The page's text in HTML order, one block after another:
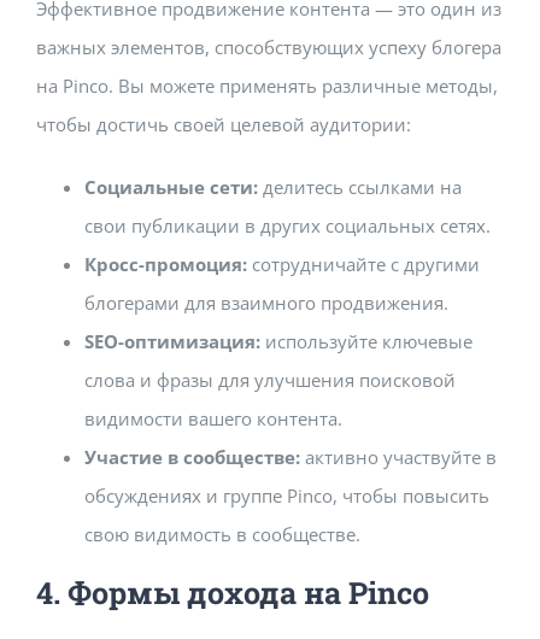
Эффективное продвижение контента — это один из
важных элементов, способствующих успеху блогера
на Pinco. Вы можете применять различные методы,
чтобы достичь своей целевой аудитории:
Социальные сети: делитесь ссылками на
свои публикации в других социальных сетях.
Кросс-промоция: сотрудничайте с другими
блогерами для взаимного продвижения.
SEO-оптимизация: используйте ключевые
слова и фразы для улучшения поисковой
видимости вашего контента.
Участие в сообществе: активно участвуйте в
обсуждениях и группе Pinco, чтобы повысить
свою видимость в сообществе.
4. Формы дохода на Pinco